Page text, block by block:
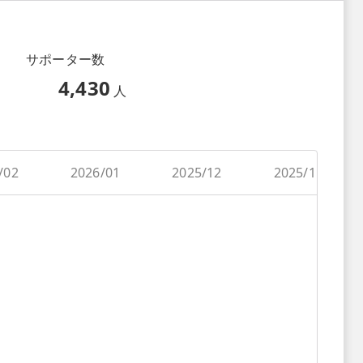
サポーター数
4,430 人
02 2026/01 2025/12 2025/11